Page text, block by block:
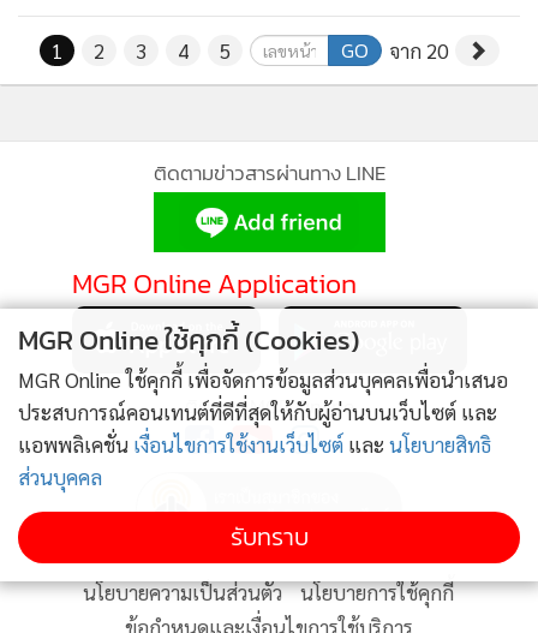
• Cyber BIZ
ผู้จัดกวน
• Good health & Well-being
Management & HR
การเมือง
• กีฬา
• ต่างประเทศ
Special Scoop
• เศรษฐกิจ-ธุรกิจ
•
• อาชญากรรม
1 2 3 4 5 GO จาก 20
ติดตามข่าวสารผ่านทาง LINE
MGR Online Application
ติดตาม MGR Online
นโยบายความเป็นส่วนตัว
นโยบายการใช้คุกกี้
ข้อกำหนดและเงื่อนไขการใช้บริการ
MGR Online ใช้คุกกี้ (Cookies)
MGR Online ใช้คุกกี้ เพื่อจัดการข้อมูลส่วนบุคคลเพื่อนำเสนอ
ประสบการณ์คอนเทนต์ที่ดีที่สุดให้กับผู้อ่านบนเว็บไซต์ และ
แอพพลิเคชั่น เงื่อนไขการใช้งานเว็บไซต์ และ นโยบายสิทธิ
ส่วนบุคคล
รับทราบ